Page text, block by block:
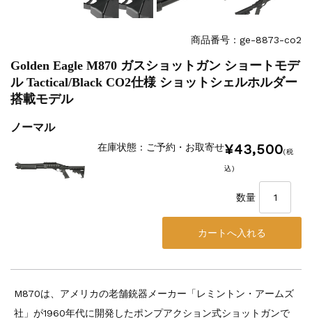
商品番号：ge-8873-co2
Golden Eagle M870 ガスショットガン ショートモデ
ル Tactical/Black CO2仕様 ショットシェルホルダー
搭載モデル
ノーマル
在庫状態 : ご予約・お取寄せ¥43,500(税
込)
数量
M870は、アメリカの老舗銃器メーカー「レミントン・アームズ
社」が1960年代に開発したポンプアクション式ショットガンで